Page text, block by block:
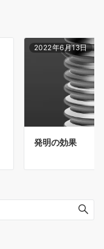
2022年6月13日
発明の効果